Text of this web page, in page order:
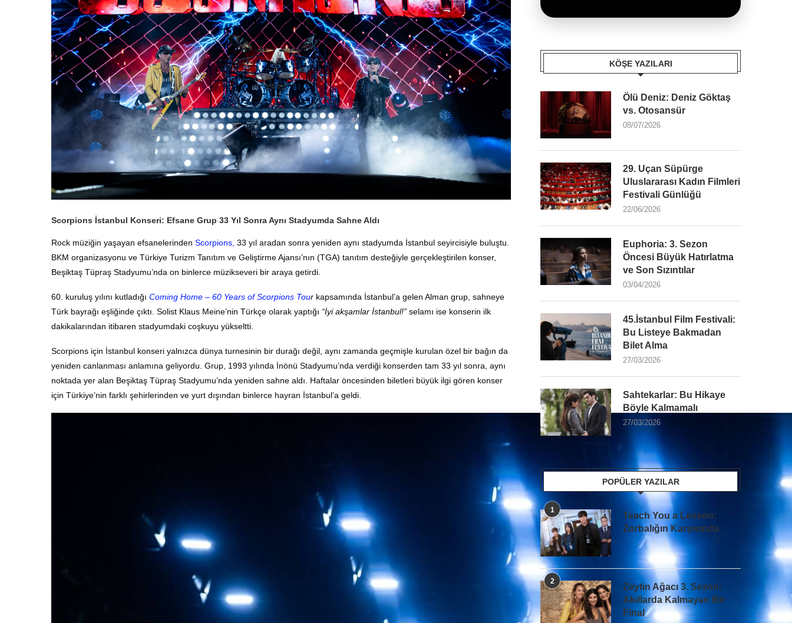
Scorpions İstanbul Konseri: Efsane Grup 33 Yıl Sonra Aynı Stadyumda Sahne Aldı
Rock müziğin yaşayan efsanelerinden Scorpions, 33 yıl aradan sonra yeniden aynı stadyumda İstanbul seyircisiyle buluştu.
BKM organizasyonu ve Türkiye Turizm Tanıtım ve Geliştirme Ajansı’nın (TGA) tanıtım desteğiyle gerçekleştirilen konser,
Beşiktaş Tüpraş Stadyumu’nda on binlerce müzikseveri bir araya getirdi.
60. kuruluş yılını kutladığı Coming Home – 60 Years of Scorpions Tour kapsamında İstanbul’a gelen Alman grup, sahneye
Türk bayrağı eşliğinde çıktı. Solist Klaus Meine’nin Türkçe olarak yaptığı “İyi akşamlar İstanbul!” selamı ise konserin ilk
dakikalarından itibaren stadyumdaki coşkuyu yükseltti.
Scorpions için İstanbul konseri yalnızca dünya turnesinin bir durağı değil, aynı zamanda geçmişle kurulan özel bir bağın da
yeniden canlanması anlamına geliyordu. Grup, 1993 yılında İnönü Stadyumu’nda verdiği konserden tam 33 yıl sonra, aynı
noktada yer alan Beşiktaş Tüpraş Stadyumu’nda yeniden sahne aldı. Haftalar öncesinden biletleri büyük ilgi gören konser
için Türkiye’nin farklı şehirlerinden ve yurt dışından binlerce hayran İstanbul’a geldi.
KÖŞE YAZILARI
Ölü Deniz: Deniz Göktaş
vs. Otosansür
08/07/2026
29. Uçan Süpürge
Uluslararası Kadın Filmleri
Festivali Günlüğü
22/06/2026
Euphoria: 3. Sezon
Öncesi Büyük Hatırlatma
ve Son Sızıntılar
03/04/2026
45.İstanbul Film Festivali:
Bu Listeye Bakmadan
Bilet Alma
27/03/2026
Sahtekarlar: Bu Hikaye
Böyle Kalmamalı
27/03/2026
POPÜLER YAZILAR
1
Teach You a Lesson:
Zorbalığın Karşısında
2
Zeytin Ağacı 3. Sezon:
Akıllarda Kalmayan Bir
Final